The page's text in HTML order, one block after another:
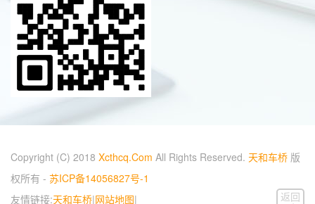
Copyright (C) 2018 Xcthcq.Com All Rights Reserved. 天和车桥 版
权所有 - 苏ICP备14056827号-1
友情链接:天和车桥|网站地图|
返回